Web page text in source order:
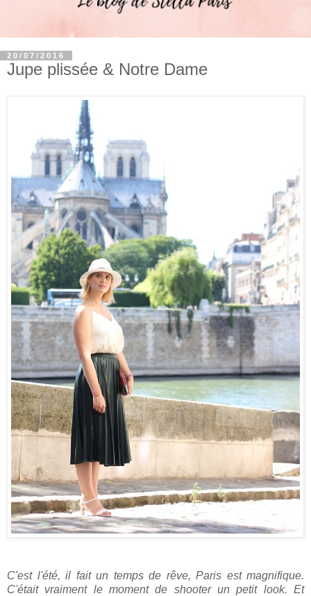
20/07/2016
Jupe plissée & Notre Dame
C'est l'été, il fait un temps de rêve, Paris est magnifique.
C'était vraiment le moment de shooter un petit look. Et